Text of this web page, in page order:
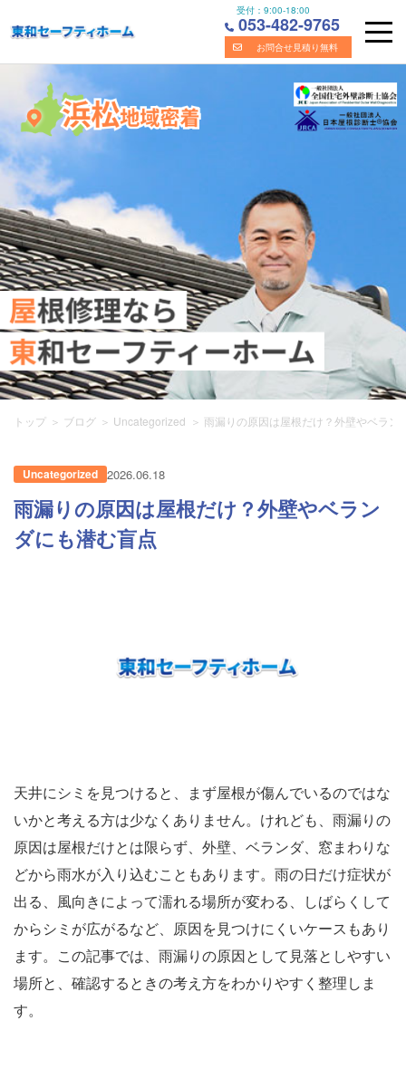
content
受付： 9:00-18:00
053-482-9765
お問合せ見積り無料
浜松市の屋根・雨漏り修理の専門業者｜株式会社東和セーフ
ティホーム
トップ ブログ Uncategorized 雨漏りの原因は屋根だけ？外壁やベラン
Uncategorized 2026.06.18
雨漏りの原因は屋根だけ？外壁やベラン
ダにも潜む盲点
天井にシミを見つけると、まず屋根が傷んでいるのではな
いかと考える方は少なくありません。けれども、雨漏りの
原因は屋根だけとは限らず、外壁、ベランダ、窓まわりな
どから雨水が入り込むこともあります。雨の日だけ症状が
出る、風向きによって濡れる場所が変わる、しばらくして
からシミが広がるなど、原因を見つけにくいケースもあり
ます。この記事では、雨漏りの原因として見落としやすい
場所と、確認するときの考え方をわかりやすく整理しま
す。